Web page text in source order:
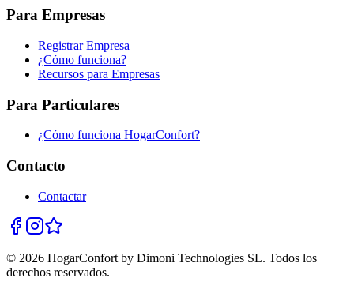
Para Empresas
Registrar Empresa
¿Cómo funciona?
Recursos para Empresas
Para Particulares
¿Cómo funciona HogarConfort?
Contacto
Contactar
© 2026 HogarConfort by Dimoni Technologies SL. Todos los
derechos reservados.